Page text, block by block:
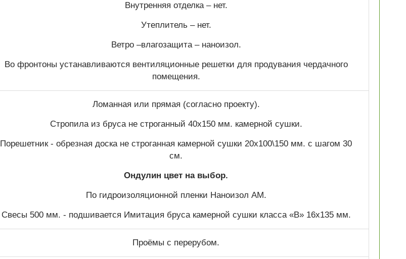
Внутренняя отделка – нет.
Утеплитель – нет.
Ветро –влагозащита – наноизол.
Во фронтоны устанавливаются вентиляционные решетки для продувания чердачного
помещения.
Ломанная или прямая (согласно проекту).
Стропила из бруса не строганный 40х150 мм. камерной сушки.
Порешетник - обрезная доска не строганная камерной сушки 20х100\150 мм. с шагом 30
см.
Ондулин цвет на выбор.
По гидроизоляционной пленки Наноизол АМ.
Свесы 500 мм. - подшивается Имитация бруса камерной сушки класса «В» 16х135 мм.
Проёмы с перерубом.